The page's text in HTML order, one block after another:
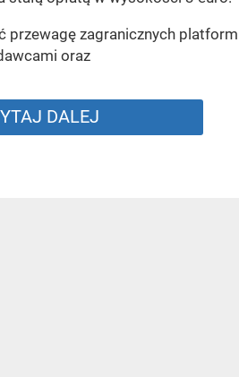
przewagę zagranicznych platform
oraz
DALEJ